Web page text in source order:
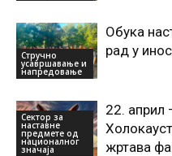
Стручно
усавршавање и
напредовање
Обука
рад у
Сектор за
наставне
предмете од
националног
значаја
22. април
жртава